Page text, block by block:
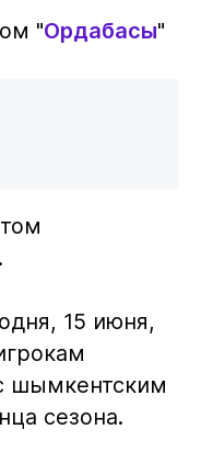
"Ордабасы"
.
15 июня,
шымкентским
сезона.